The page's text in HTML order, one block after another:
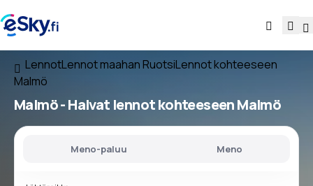
LennotLennot maahan RuotsiLennot kohteeseen
Malmö
Malmö - Halvat lennot kohteeseen Malmö
Meno-paluu Meno